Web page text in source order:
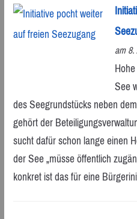
am
See
des Seegrundstücks neben
gehört der
sucht dafür schon lange einen
der See „müsse öffentlich
konkret ist das für eine